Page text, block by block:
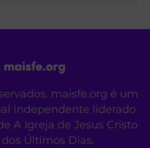
maisfe.org é um
independente liderado
A Igreja de Jesus Cristo
Últimos Dias.